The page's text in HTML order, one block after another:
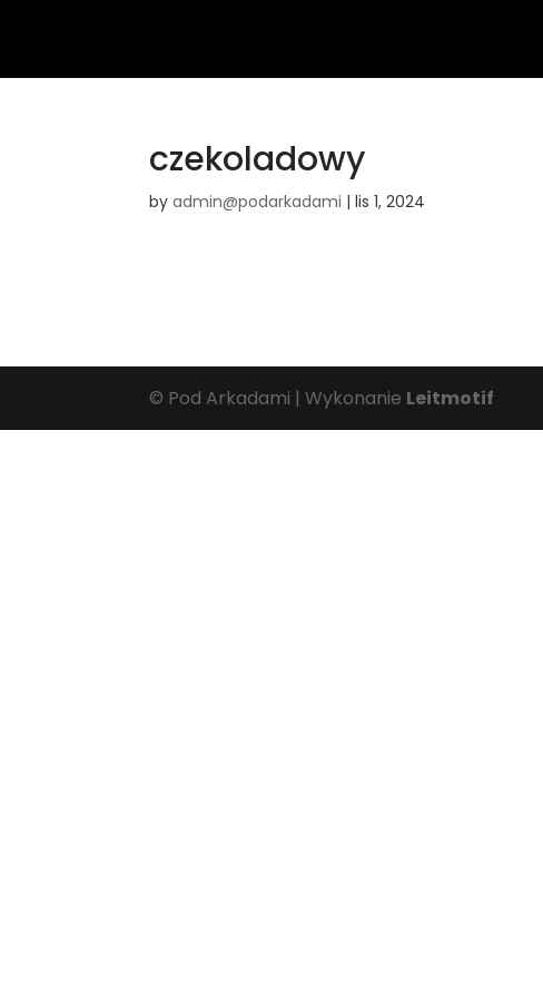
czekoladowy
byadmin@podarkadami |lis 1, 2024
© Pod Arkadami | Wykonanie Leitmotif